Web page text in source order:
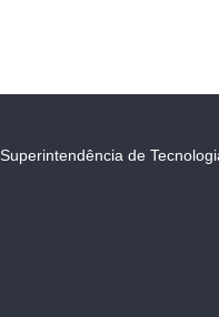
Superintendência de